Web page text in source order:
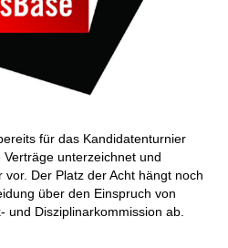
für das Kandidatenturnier
unterzeichnet und
Der Platz der Acht hängt noch
über den Einspruch von
und Disziplinarkommission ab.